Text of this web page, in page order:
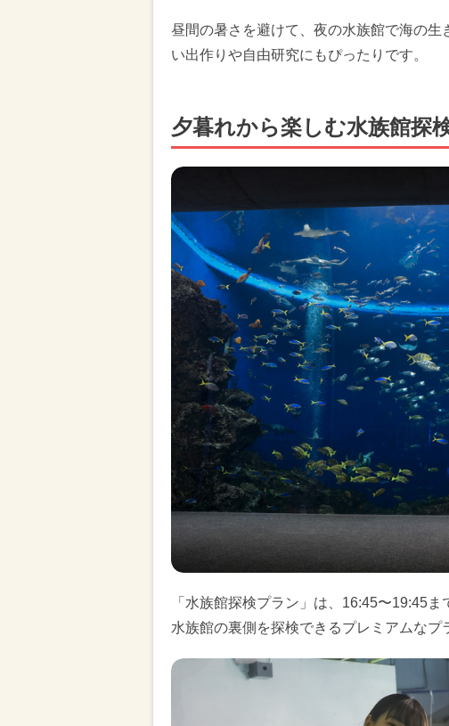
昼間の暑さを避けて、夜の水族館で海の
い出作りや自由研究にもぴったりです。
夕暮れから楽しむ水族館探
「水族館探検プラン」は、16:45〜19:45
水族館の裏側を探検できるプレミアムなプ